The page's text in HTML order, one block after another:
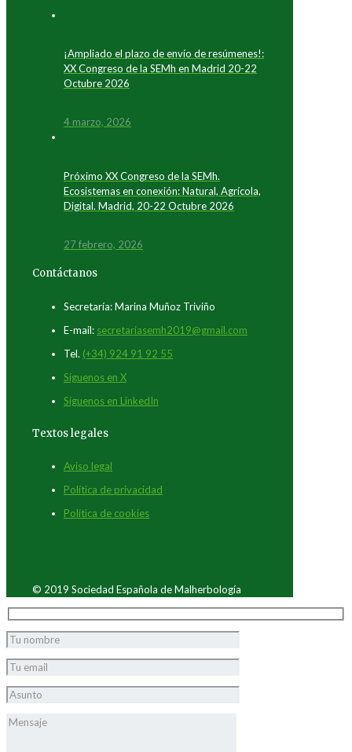
¡Ampliado el plazo de envío de resúmenes!:
XX Congreso de la SEMh en Madrid 20-22
Octubre 2026
4 marzo, 2026
Próximo XX Congreso de la SEMh.
Ecosistemas en conexión: Natural, Agrícola,
Digital. Madrid, 20-22 Octubre 2026
27 febrero, 2026
Contáctanos
Secretaría: Marina Muñoz Triviño
E-mail: secretariasemh2019@gmail.com
Tel. (+34) 924 91 92 55
Síguenos en X
Síguenos en LinkedIn
Textos legales
Aviso legal
Política de privacidad
Política de cookies
© 2019 Sociedad Española de Malherbología